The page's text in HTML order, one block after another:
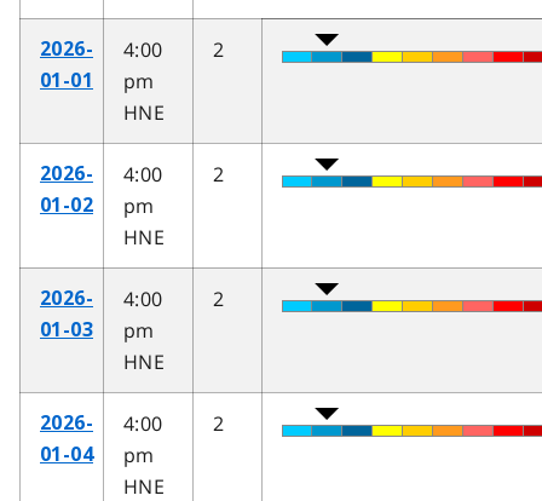
2026-
01-01
4:00
pm
HNE
2
2026-
01-02
4:00
pm
HNE
2
2026-
01-03
4:00
pm
HNE
2
2026-
01-04
4:00
pm
HNE
2